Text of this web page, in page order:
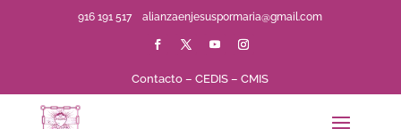
916 191 517alianzaenjesuspormaria@gmail.com
Contacto –CEDIS –CMIS